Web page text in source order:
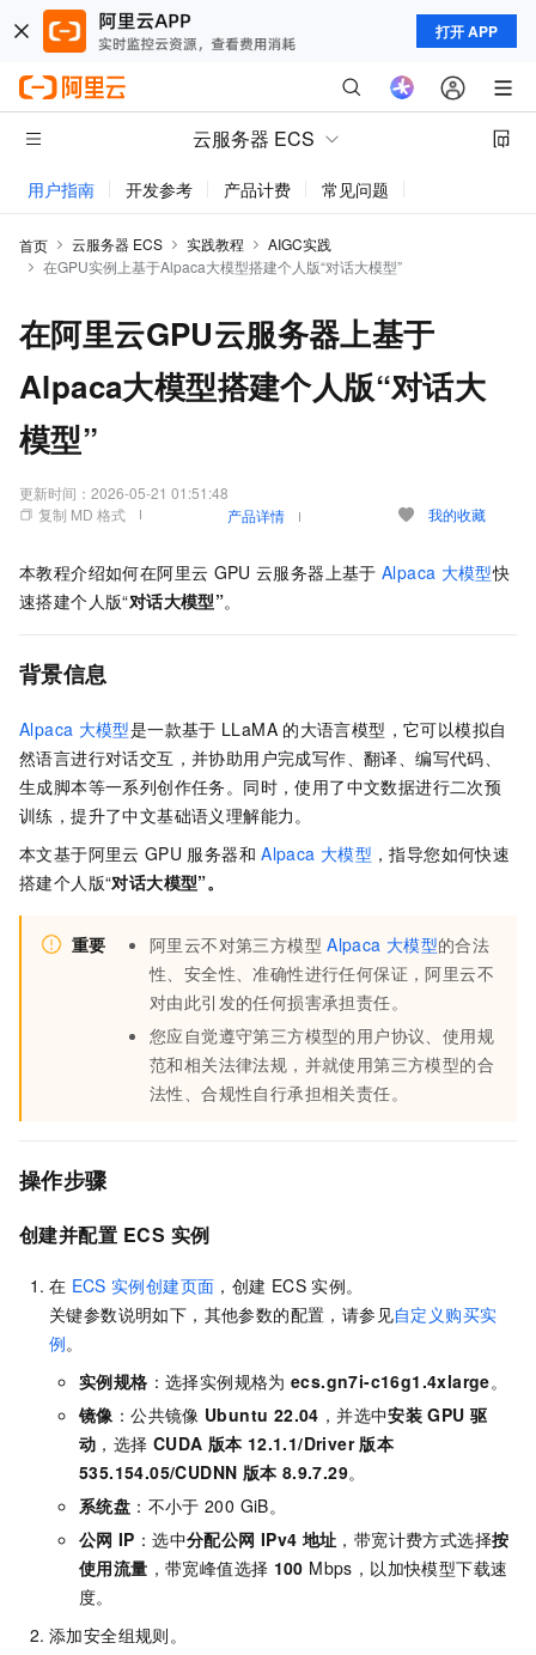
打开 APP
云服务器 ECS
用户指南 开发参考 产品计费 常见问题
首页 云服务器 ECS 实践教程
AIGC实践
在GPU实例上基于Alpaca大模型搭建个人版“对话大模型”
在阿里云GPU云服务器上基于
Alpaca大模型搭建个人版“对话大
模型”
更新时间： 2026-05-21 01:51:48
复制 MD 格式
产品详情 我的收藏
本教程介绍如何在阿里云 GPU 云服务器上基于 Alpaca 大模型快
速搭建个人版“对话大模型”。
背景信息
Alpaca 大模型是一款基于 LLaMA 的大语言模型，它可以模拟自
然语言进行对话交互，并协助用户完成写作、翻译、编写代码、
生成脚本等一系列创作任务。同时，使用了中文数据进行二次预
训练，提升了中文基础语义理解能力。
本文基于阿里云 GPU 服务器和 Alpaca 大模型 ，指导您如何快速
搭建个人版“对话大模型”。
重要 阿里云不对第三方模型 Alpaca 大模型的合法
性、安全性、准确性进行任何保证，阿里云不
对由此引发的任何损害承担责任。
您应自觉遵守第三方模型的用户协议、使用规
范和相关法律法规，并就使用第三方模型的合
法性、合规性自行承担相关责任。
操作步骤
创建并配置 ECS 实例
在 ECS 实例创建页面 ，创建 ECS 实例。
关键参数说明如下，其他参数的配置，请参见自定义购买实
例。
实例规格 ：选择实例规格为 ecs.gn7i-c16g1.4xlarge。
镜像 ：公共镜像 Ubuntu 22.04 ，并选中安装 GPU 驱
动 ，选择 CUDA 版本 12.1.1/Driver 版本
535.154.05/CUDNN 版本 8.9.7.29。
系统盘 ：不小于 200 GiB。
公网 IP ：选中分配公网 IPv4 地址 ，带宽计费方式选择按
使用流量 ，带宽峰值选择 100 Mbps，以加快模型下载速
度。
添加安全组规则。